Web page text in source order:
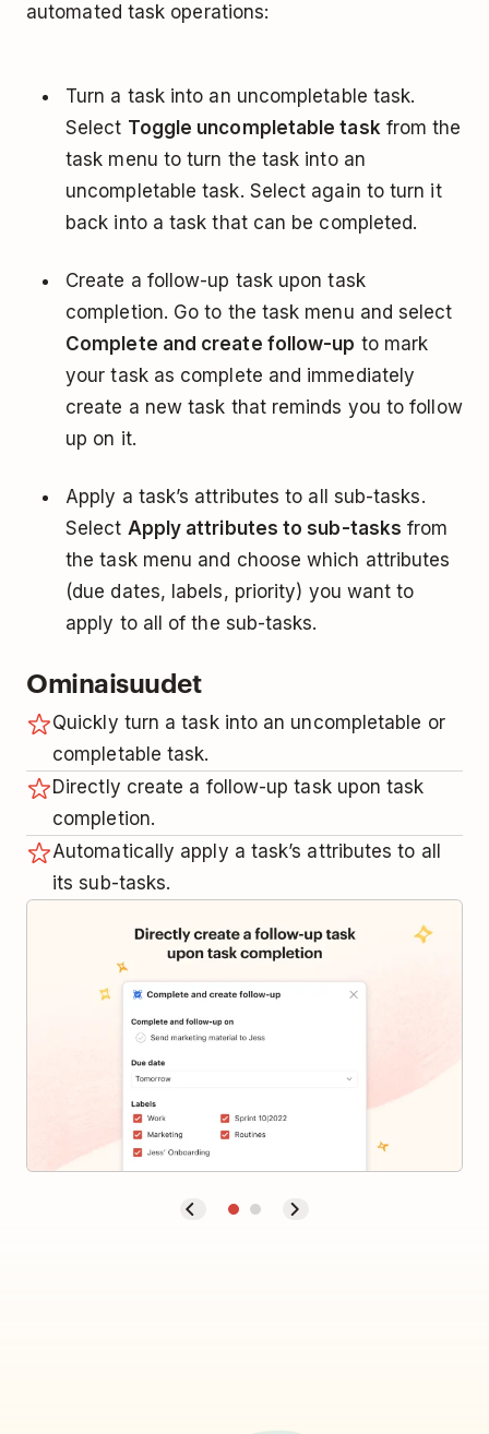
automated task operations:
Turn a task into an uncompletable task.
Select Toggle uncompletable task from the
task menu to turn the task into an
uncompletable task. Select again to turn it
back into a task that can be completed.
Create a follow-up task upon task
completion. Go to the task menu and select
Complete and create follow-up to mark
your task as complete and immediately
create a new task that reminds you to follow
up on it.
Apply a task’s attributes to all sub-tasks.
Select Apply attributes to sub-tasks from
the task menu and choose which attributes
(due dates, labels, priority) you want to
apply to all of the sub-tasks.
Ominaisuudet
Quickly turn a task into an uncompletable or
completable task.
Directly create a follow-up task upon task
completion.
Automatically apply a task’s attributes to all
its sub-tasks.